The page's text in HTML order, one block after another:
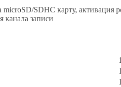
microSD/SDHC карту, активация
канала записи